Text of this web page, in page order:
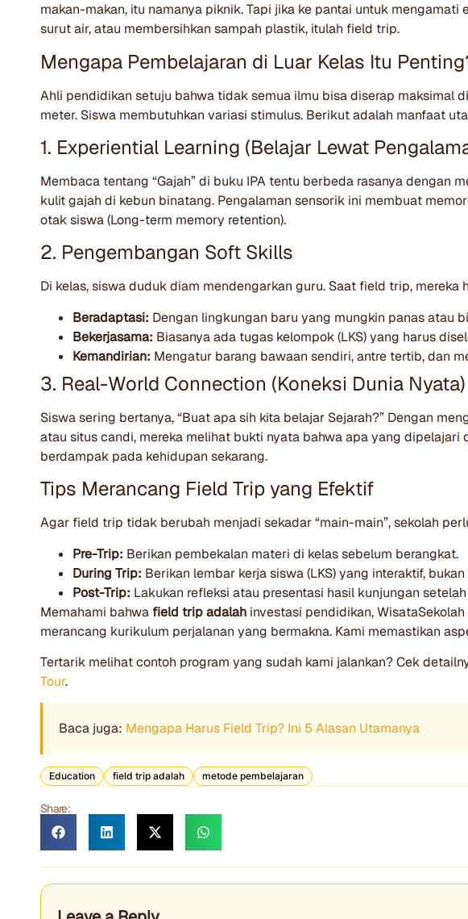
makan-makan, itu namanya piknik. Tapi jika ke pantai untuk mengamati
surut air, atau membersihkan sampah plastik, itulah field trip.
Mengapa Pembelajaran di Luar Kelas Itu
Ahli pendidikan setuju bahwa tidak semua ilmu bisa diserap maksimal
meter. Siswa membutuhkan variasi stimulus. Berikut adalah manfaat
1. Experiential Learning (Belajar Lewat
Membaca tentang “Gajah” di buku IPA tentu berbeda rasanya dengan
kulit gajah di kebun binatang. Pengalaman sensorik ini membuat
otak siswa (Long-term memory retention).
2. Pengembangan Soft Skills
Di kelas, siswa duduk diam mendengarkan guru. Saat field trip, mereka
Beradaptasi: Dengan lingkungan baru yang mungkin panas atau
Bekerjasama: Biasanya ada tugas kelompok (LKS) yang harus
Kemandirian: Mengatur barang bawaan sendiri, antre tertib, dan
3. Real-World Connection (Koneksi Dunia Nyata)
Siswa sering bertanya, “Buat apa sih kita belajar Sejarah?” Dengan
atau situs candi, mereka melihat bukti nyata bahwa apa yang
berdampak pada kehidupan sekarang.
Tips Merancang Field Trip yang Efektif
Agar field trip tidak berubah menjadi sekadar “main-main”, sekolah
Pre-Trip: Berikan pembekalan materi di kelas sebelum berangkat.
During Trip: Berikan lembar kerja siswa (LKS) yang interaktif,
Post-Trip: Lakukan refleksi atau presentasi hasil kunjungan
Memahami bahwa field trip adalah investasi pendidikan,
merancang kurikulum perjalanan yang bermakna. Kami memastikan
Tertarik melihat contoh program yang sudah kami jalankan? Cek
Tour.
Baca juga: Mengapa Harus Field Trip? Ini 5 Alasan Utamanya
Education field trip adalah metode pembelajaran
Share: